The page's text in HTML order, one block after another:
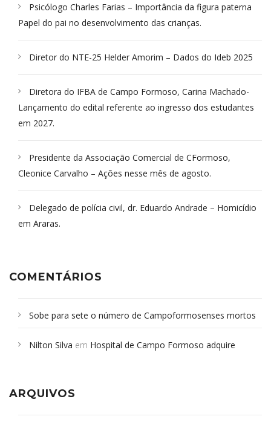
Psicólogo Charles Farias – Importância da figura paterna
Papel do pai no desenvolvimento das crianças.
Diretor do NTE-25 Helder Amorim – Dados do Ideb 2025
Diretora do IFBA de Campo Formoso, Carina Machado-
Lançamento do edital referente ao ingresso dos estudantes
em 2027.
Presidente da Associação Comercial de CFormoso,
Cleonice Carvalho – Ações nesse mês de agosto.
Delegado de polícia civil, dr. Eduardo Andrade – Homicídio
em Araras.
COMENTÁRIOS
Sobe para sete o número de Campoformosenses mortos
Campoformosenses que morreram em desabamentos são
Nilton Silva em Hospital de Campo Formoso adquire
ARQUIVOS